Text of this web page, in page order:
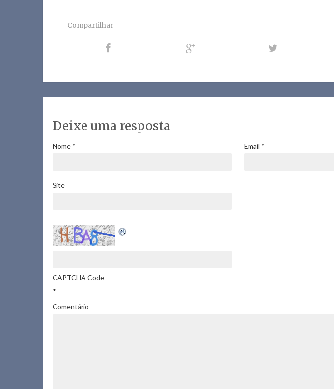
Compartilhar
Deixe uma resposta
Nome * Email *
Site
CAPTCHA Code
*
Comentário